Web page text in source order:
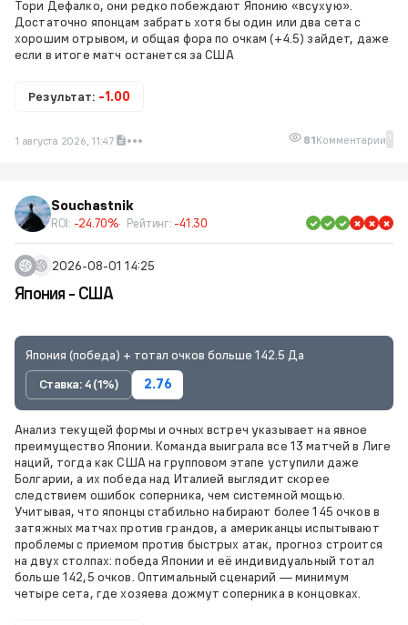
Тори Дефалко, они редко побеждают Японию «всухую».
Достаточно японцам забрать хотя бы один или два сета с
хорошим отрывом, и общая фора по очкам (+4.5) зайдет, даже
если в итоге матч останется за США
Результат: -1.00
1 августа 2026, 11:47 81Комментарии 1
Souchastnik
ROI: -24.70% Рейтинг: -41.30
2026-08-01 14:25
Япония - США
Япония (победа) + тотал очков больше 142.5 Да
Ставка: 4 (1%)
2.76
Анализ текущей формы и очных встреч указывает на явное
преимущество Японии. Команда выиграла все 13 матчей в Лиге
наций, тогда как США на групповом этапе уступили даже
Болгарии, а их победа над Италией выглядит скорее
следствием ошибок соперника, чем системной мощью.
Учитывая, что японцы стабильно набирают более 145 очков в
затяжных матчах против грандов, а американцы испытывают
проблемы с приемом против быстрых атак, прогноз строится
на двух столпах: победа Японии и её индивидуальный тотал
больше 142,5 очков. Оптимальный сценарий — минимум
четыре сета, где хозяева дожмут соперника в концовках.